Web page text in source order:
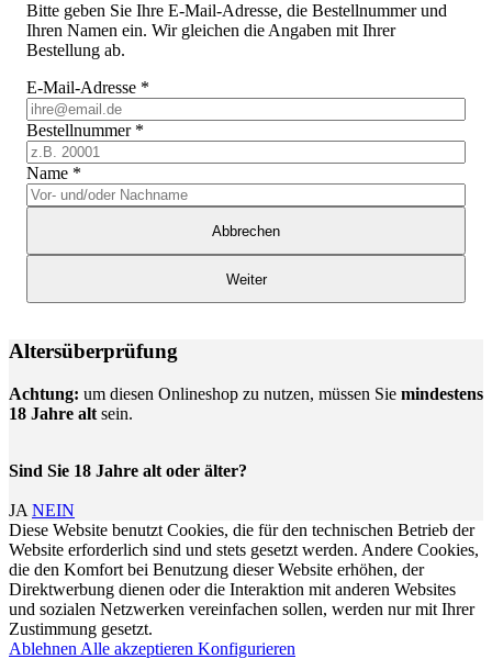
Bitte geben Sie Ihre E-Mail-Adresse, die Bestellnummer und
Ihren Namen ein. Wir gleichen die Angaben mit Ihrer
Bestellung ab.
E-Mail-Adresse *
Bestellnummer *
Name *
Abbrechen
Weiter
Altersüberprüfung
Achtung: um diesen Onlineshop zu nutzen, müssen Sie mindestens
18 Jahre alt sein.
Sind Sie 18 Jahre alt oder älter?
JA NEIN
Diese Website benutzt Cookies, die für den technischen Betrieb der
Website erforderlich sind und stets gesetzt werden. Andere Cookies,
die den Komfort bei Benutzung dieser Website erhöhen, der
Direktwerbung dienen oder die Interaktion mit anderen Websites
und sozialen Netzwerken vereinfachen sollen, werden nur mit Ihrer
Zustimmung gesetzt.
Ablehnen Alle akzeptieren Konfigurieren